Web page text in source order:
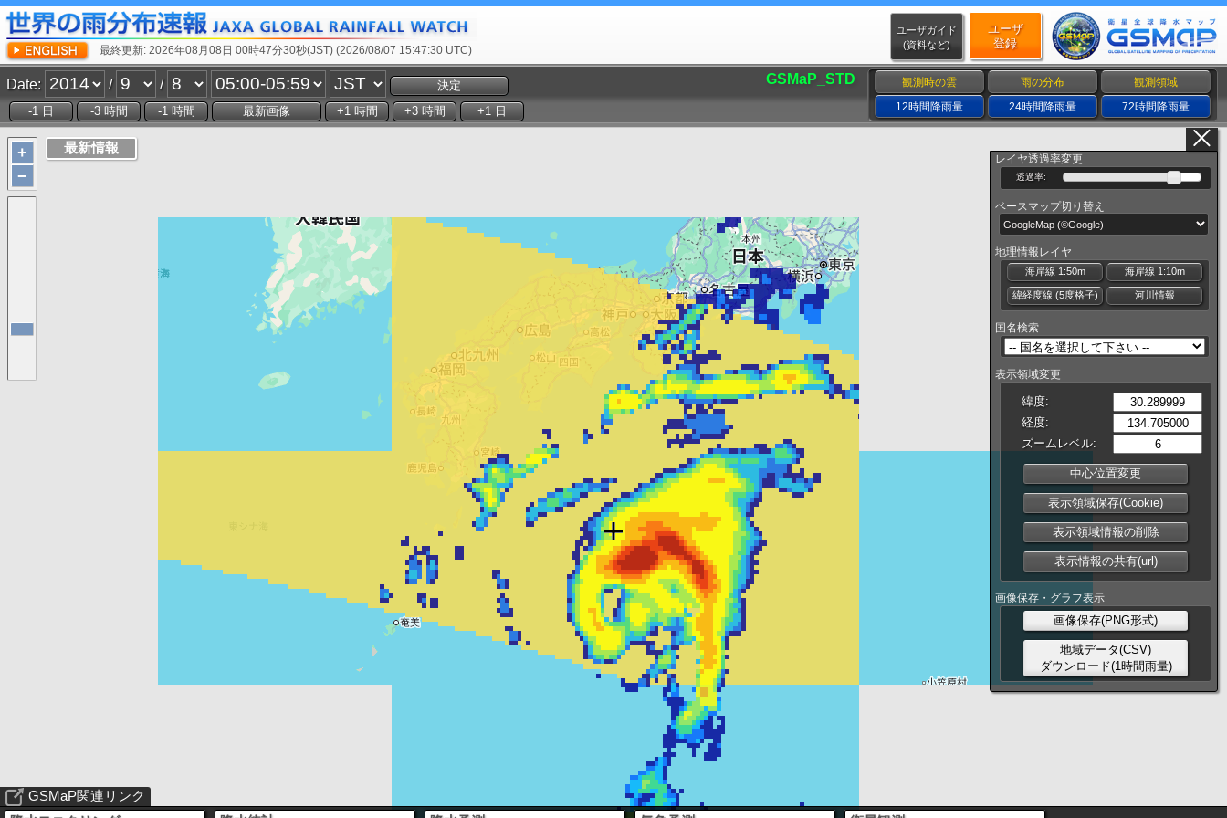
ユーザガイド
(資料など)
ユーザ
登録
最終更新: 2026年08月08日 00時47分30秒(JST) (2026/08/07 15:47:30 UTC)
Date: / / GSMaP_STD 観測時の雲 雨の分布
観測領域
12時間降雨量
24時間降雨量 72時間降雨量
レイヤ透過率変更
透過率:
ベースマップ切り替え
地理情報レイヤ
海岸線 1:50m 海岸線 1:10m
緯経度線 (5度格子) 河川情報
国名検索
表示領域変更
緯度:
経度:
ズームレベル:
中心位置変更
表示領域保存(Cookie)
表示領域情報の削除
表示情報の共有(url)
画像保存・グラフ表示
画像保存(PNG形式)
地域データ(CSV)
ダウンロード(1時間雨量)
+
−
GSMaP関連リンク